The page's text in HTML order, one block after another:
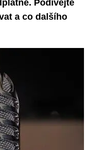
Podívejte
a co dalšího